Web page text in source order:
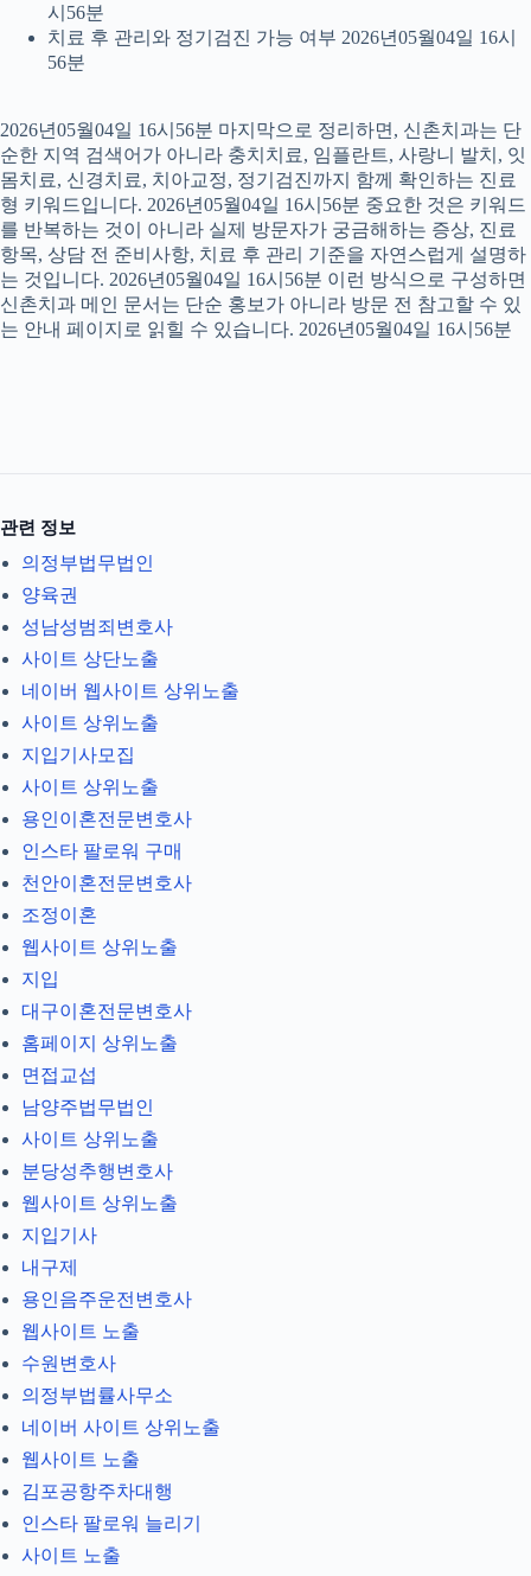
시56분
치료 후 관리와 정기검진 가능 여부 2026년05월04일 16시
56분
2026년05월04일 16시56분 마지막으로 정리하면, 신촌치과는 단
순한 지역 검색어가 아니라 충치치료, 임플란트, 사랑니 발치, 잇
몸치료, 신경치료, 치아교정, 정기검진까지 함께 확인하는 진료
형 키워드입니다. 2026년05월04일 16시56분 중요한 것은 키워드
를 반복하는 것이 아니라 실제 방문자가 궁금해하는 증상, 진료
항목, 상담 전 준비사항, 치료 후 관리 기준을 자연스럽게 설명하
는 것입니다. 2026년05월04일 16시56분 이런 방식으로 구성하면
신촌치과 메인 문서는 단순 홍보가 아니라 방문 전 참고할 수 있
는 안내 페이지로 읽힐 수 있습니다. 2026년05월04일 16시56분
관련 정보
의정부법무법인
양육권
성남성범죄변호사
사이트 상단노출
네이버 웹사이트 상위노출
사이트 상위노출
지입기사모집
사이트 상위노출
용인이혼전문변호사
인스타 팔로워 구매
천안이혼전문변호사
조정이혼
웹사이트 상위노출
지입
대구이혼전문변호사
홈페이지 상위노출
면접교섭
남양주법무법인
사이트 상위노출
분당성추행변호사
웹사이트 상위노출
지입기사
내구제
용인음주운전변호사
웹사이트 노출
수원변호사
의정부법률사무소
네이버 사이트 상위노출
웹사이트 노출
김포공항주차대행
인스타 팔로워 늘리기
사이트 노출